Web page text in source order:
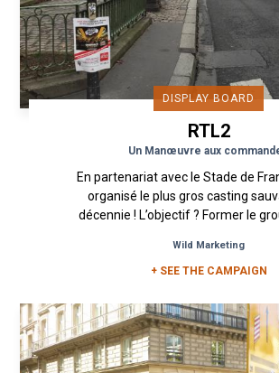
DISPLAY BOARD
RTL2
Un Manœuvre aux
En partenariat avec le Stade de
organisé le plus gros casting
décennie ! L’objectif ? Former le
Wild Marketing
+ SEE THE CAMPAIGN